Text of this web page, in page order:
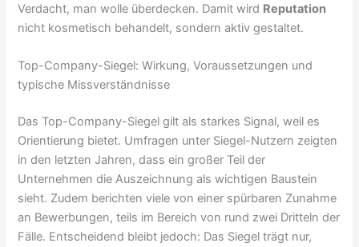
Verdacht, man wolle überdecken. Damit wird Reputation
nicht kosmetisch behandelt, sondern aktiv gestaltet.
Top-Company-Siegel: Wirkung, Voraussetzungen und
typische Missverständnisse
Das Top-Company-Siegel gilt als starkes Signal, weil es
Orientierung bietet. Umfragen unter Siegel-Nutzern zeigten
in den letzten Jahren, dass ein großer Teil der
Unternehmen die Auszeichnung als wichtigen Baustein
sieht. Zudem berichten viele von einer spürbaren Zunahme
an Bewerbungen, teils im Bereich von rund zwei Dritteln der
Fälle. Entscheidend bleibt jedoch: Das Siegel trägt nur,